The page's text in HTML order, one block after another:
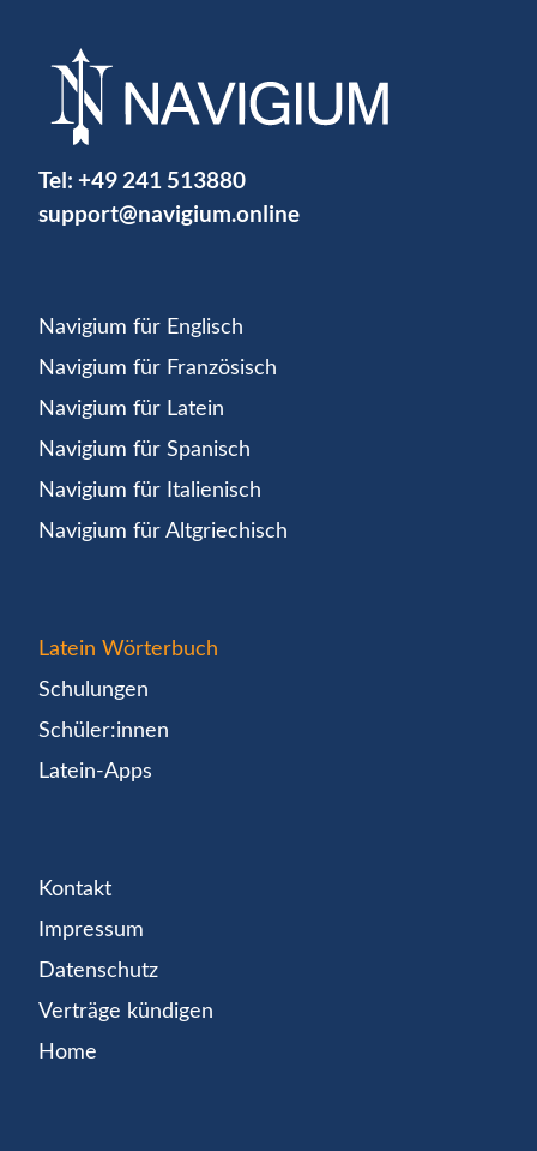
Tel: +49 241 513880
support@navigium.online
Navigium für Englisch
Navigium für Französisch
Navigium für Latein
Navigium für Spanisch
Navigium für Italienisch
Navigium für Altgriechisch
Latein Wörterbuch
Schulungen
Schüler:innen
Latein-Apps
Kontakt
Impressum
Datenschutz
Verträge kündigen
Home